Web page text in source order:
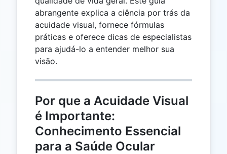
abrangente explica a ciência por trás da
acuidade visual, fornece fórmulas
práticas e oferece dicas de especialistas
para ajudá-lo a entender melhor sua
visão.
Por que a Acuidade Visual
é Importante:
Conhecimento Essencial
para a Saúde Ocular